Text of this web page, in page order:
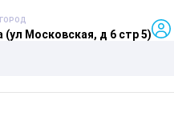
(ул Московская, д 6 стр 5)